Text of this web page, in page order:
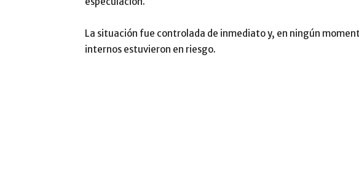
La situación fue controlada de inmediato y, en ningún
internos estuvieron en riesgo.